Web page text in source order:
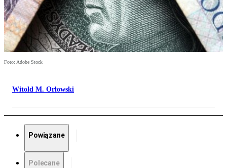
Foto: Adobe Stock
Witold M. Orłowski
Powiązane
Polecane